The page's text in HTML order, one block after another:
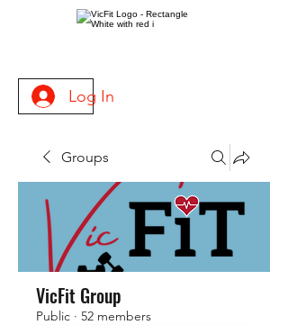
Log In
Groups
VicFit Group
Public · 52 members